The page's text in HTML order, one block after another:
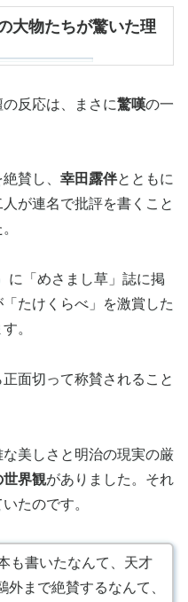
物たちが驚いた理
反応は、まさに驚嘆の一
賛し、 幸田露伴とともに
が連名で批評を書くこと
に「めさまし草」誌に掲
たけくらべ」を激賞した
。
面切って称賛されること
美しさと明治の現実の厳
世界観がありました。それ
たのです。
も書いたなんて、天才
外まで絶賛するなんて、